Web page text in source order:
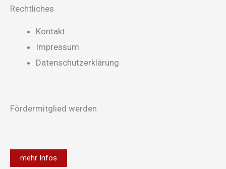
Rechtliches
Main
Menu
Kontakt
Impressum
Datenschutzerklärung
Fördermitglied werden
mehr Infos